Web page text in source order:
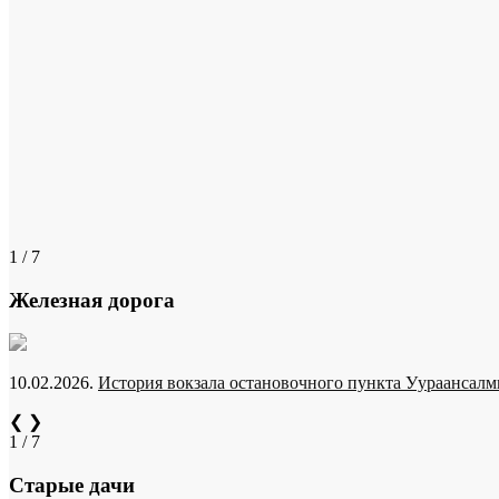
1 / 7
Железная дорога
10.02.2026. История вокзала остановочного пункта
❮ ❯
1 / 7
Старые дачи